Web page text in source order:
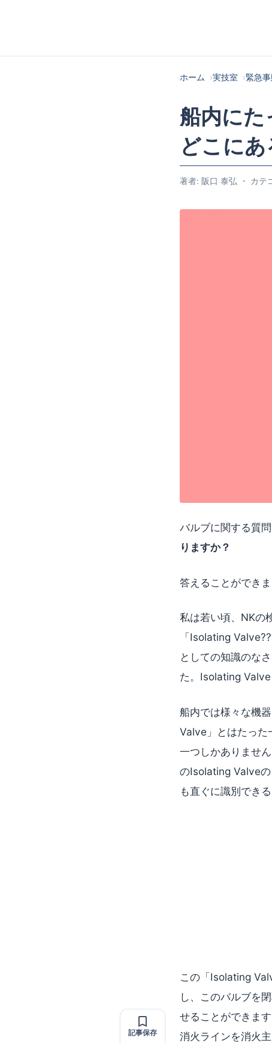
記事保存
ホーム 実技室 緊急
船内に
どこにあ
著者: 阪口 泰弘 ・ カテ
バルブに関する質問
りますか？
答えることができ
私は若い頃、NKの
「Isolating
としての知識のな
た。Isolating Valve
船内では様々な機
Valve」とはたった
一つしかありませ
のIsolating Valveの
も直ぐに識別でき
この「Isolating
し、このバルブを
せることができま
消火ラインを消火